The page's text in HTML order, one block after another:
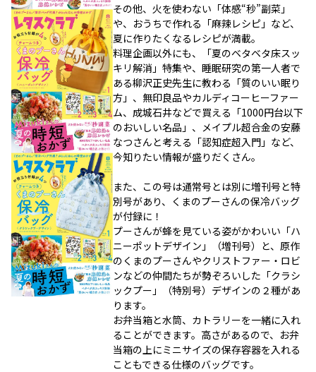
その他、火を使わない「体感“秒”副菜」
や、おうちで作れる「麻辣レシピ」など、
夏に作りたくなるレシピが満載。
料理企画以外にも、「夏のベタベタ床スッ
キリ解消」特集や、睡眠研究の第一人者で
ある柳沢正史先生に教わる「質のいい眠り
方」、無印良品やカルディコーヒーファー
ム、成城石井などで買える「1000円台以下
のおいしい名品」、メイプル超合金の安藤
なつさんと考える「認知症超入門」など、
今知りたい情報が盛りだくさん。
また、この号は通常号とは別に増刊号と特
別号があり、くまのプーさんの保冷バッグ
が付録に！
プーさんが蜂を見ている姿がかわいい「ハ
ニーポットデザイン」（増刊号）と、原作
のくまのプーさんやクリストファー・ロビ
ンなどの仲間たちが勢ぞろいした「クラシ
ックプー」（特別号）デザインの２種があ
ります。
お弁当箱と水筒、カトラリーを一緒に入れ
ることができます。高さがあるので、お弁
当箱の上にミニサイズの保存容器を入れる
こともできる仕様のバッグです。